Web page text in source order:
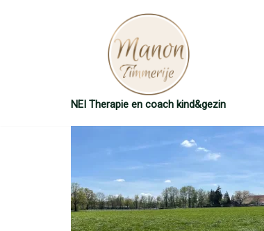
NEI Therapie en coach kind&gezin